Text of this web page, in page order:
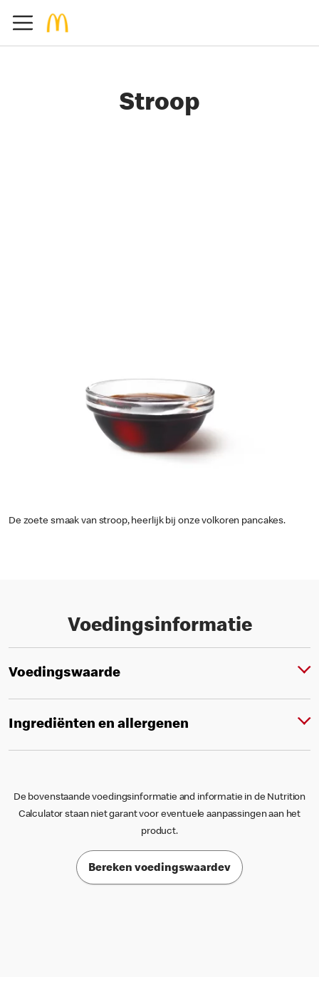
Stroop
De zoete smaak van stroop, heerlijk bij onze volkoren pancakes.
Voedingsinformatie
Voedingswaarde
Ingrediënten en allergenen
De bovenstaande voedingsinformatie and informatie in de Nutrition
Calculator staan niet garant voor eventuele aanpassingen aan het
product.
Bereken voedingswaardev